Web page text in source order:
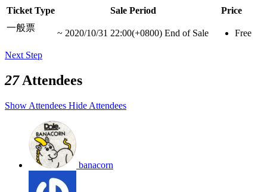
Ticket Type Sale Period
Price
一般票
~ 2020/10/31 22:00(+0800) End of Sale Free
Next Step
27Attendees
Show Attendees Hide Attendees
banacorn